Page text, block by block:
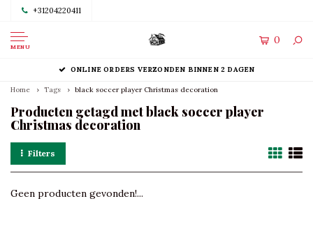
+31204220411
MENU
0
ONLINE ORDERS VERZONDEN BINNEN 2 DAGEN
Home Tags black soccer player Christmas decoration
Producten getagd met black soccer player
Christmas decoration
Filters
Geen producten gevonden!...